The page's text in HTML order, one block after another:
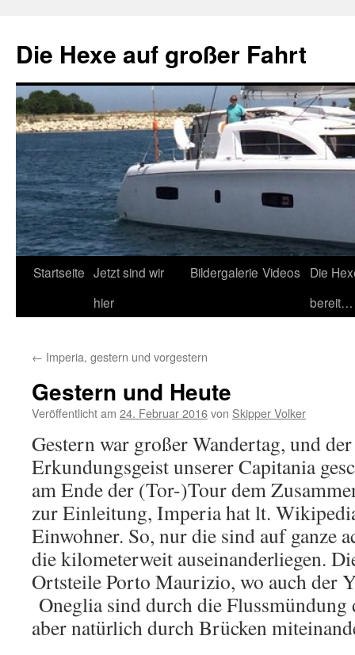
springen
Die Hexe auf großer Fahrt
Startseite Jetzt sind wir
hier
Bildergalerie Videos
Die
bereit…
← Imperia, gestern und vorgestern
Gestern und Heute
Veröffentlicht am 24. Februar 2016von Skipper Volker
Gestern war großer Wandertag, und
Erkundungsgeist unserer Capitania
am Ende der (Tor-)Tour dem
zur Einleitung, Imperia hat lt.
Einwohner. So, nur die sind auf ganze
die kilometerweit auseinanderliegen.
Ortsteile Porto Maurizio, wo auch der
Oneglia sind durch die Flussmündung
aber natürlich durch Brücken